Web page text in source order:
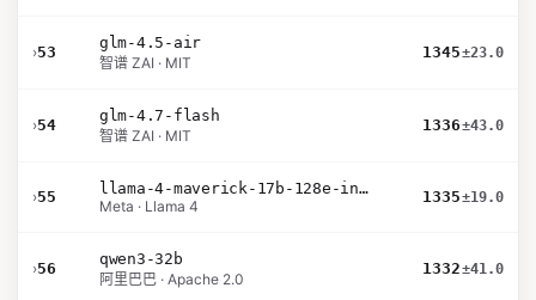
›53
glm-4.5-air
智谱 ZAI · MIT
1345±23.0
›54
glm-4.7-flash
智谱 ZAI · MIT
1336±43.0
›55
llama-4-maverick-17b-128e-instruct
Meta · Llama 4
1335±19.0
›56
qwen3-32b
阿里巴巴 · Apache 2.0
1332±41.0